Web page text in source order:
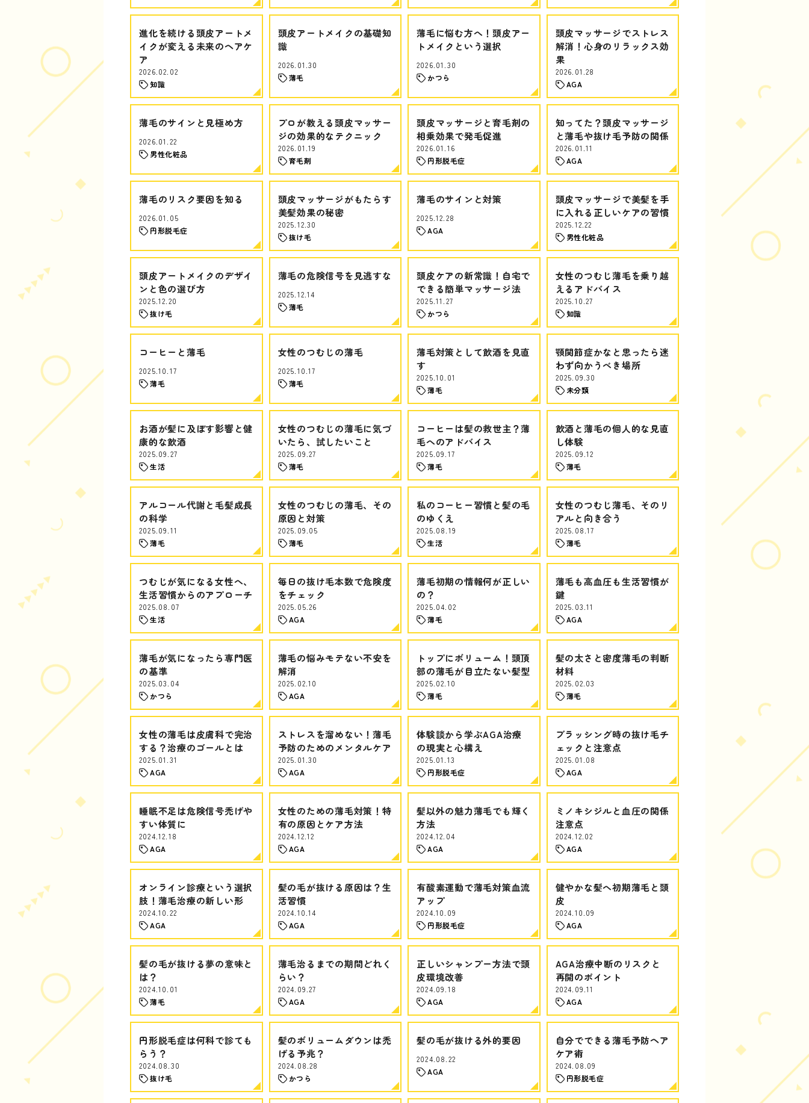
進化を続ける頭皮アートメ
イクが変える未来のヘアケ
ア
2026.02.02
知識
頭皮アートメイクの基礎知
識
2026.01.30
薄毛
薄毛に悩む方へ！頭皮アー
トメイクという選択
2026.01.30
かつら
頭皮マッサージでストレス
解消！心身のリラックス効
果
2026.01.28
AGA
薄毛のサインと見極め方
2026.01.22
男性化粧品
プロが教える頭皮マッサー
ジの効果的なテクニック
2026.01.19
育毛剤
頭皮マッサージと育毛剤の
相乗効果で発毛促進
2026.01.16
円形脱毛症
知ってた？頭皮マッサージ
と薄毛や抜け毛予防の関係
2026.01.11
AGA
薄毛のリスク要因を知る
2026.01.05
円形脱毛症
頭皮マッサージがもたらす
美髪効果の秘密
2025.12.30
抜け毛
薄毛のサインと対策
2025.12.28
AGA
頭皮マッサージで美髪を手
に入れる正しいケアの習慣
2025.12.22
男性化粧品
頭皮アートメイクのデザイ
ンと色の選び方
2025.12.20
抜け毛
薄毛の危険信号を見逃すな
2025.12.14
薄毛
頭皮ケアの新常識！自宅で
できる簡単マッサージ法
2025.11.27
かつら
女性のつむじ薄毛を乗り越
えるアドバイス
2025.10.27
知識
コーヒーと薄毛
2025.10.17
薄毛
女性のつむじの薄毛
2025.10.17
薄毛
薄毛対策として飲酒を見直
す
2025.10.01
薄毛
顎関節症かなと思ったら迷
わず向かうべき場所
2025.09.30
未分類
お酒が髪に及ぼす影響と健
康的な飲酒
2025.09.27
生活
女性のつむじの薄毛に気づ
いたら、試したいこと
2025.09.27
薄毛
コーヒーは髪の救世主？薄
毛へのアドバイス
2025.09.17
薄毛
飲酒と薄毛の個人的な見直
し体験
2025.09.12
薄毛
アルコール代謝と毛髪成長
の科学
2025.09.11
薄毛
女性のつむじの薄毛、その
原因と対策
2025.09.05
薄毛
私のコーヒー習慣と髪の毛
のゆくえ
2025.08.19
生活
女性のつむじ薄毛、そのリ
アルと向き合う
2025.08.17
薄毛
つむじが気になる女性へ、
生活習慣からのアプローチ
2025.08.07
生活
毎日の抜け毛本数で危険度
をチェック
2025.05.26
AGA
薄毛初期の情報何が正しい
の？
2025.04.02
薄毛
薄毛も高血圧も生活習慣が
鍵
2025.03.11
AGA
薄毛が気になったら専門医
の基準
2025.03.04
かつら
薄毛の悩みモテない不安を
解消
2025.02.10
AGA
トップにボリューム！頭頂
部の薄毛が目立たない髪型
2025.02.10
薄毛
髪の太さと密度薄毛の判断
材料
2025.02.03
薄毛
女性の薄毛は皮膚科で完治
する？治療のゴールとは
2025.01.31
AGA
ストレスを溜めない！薄毛
予防のためのメンタルケア
2025.01.30
AGA
体験談から学ぶAGA治療
の現実と心構え
2025.01.13
円形脱毛症
ブラッシング時の抜け毛チ
ェックと注意点
2025.01.08
AGA
睡眠不足は危険信号禿げや
すい体質に
2024.12.18
AGA
女性のための薄毛対策！特
有の原因とケア方法
2024.12.12
AGA
髪以外の魅力薄毛でも輝く
方法
2024.12.04
AGA
ミノキシジルと血圧の関係
注意点
2024.12.02
AGA
オンライン診療という選択
肢！薄毛治療の新しい形
2024.10.22
AGA
髪の毛が抜ける原因は？生
活習慣
2024.10.14
AGA
有酸素運動で薄毛対策血流
アップ
2024.10.09
円形脱毛症
健やかな髪へ初期薄毛と頭
皮
2024.10.09
AGA
髪の毛が抜ける夢の意味と
は？
2024.10.01
薄毛
薄毛治るまでの期間どれく
らい？
2024.09.27
AGA
正しいシャンプー方法で頭
皮環境改善
2024.09.18
AGA
AGA治療中断のリスクと
再開のポイント
2024.09.11
AGA
円形脱毛症は何科で診ても
らう？
2024.08.30
抜け毛
髪のボリュームダウンは禿
げる予兆？
2024.08.28
かつら
髪の毛が抜ける外的要因
2024.08.22
AGA
自分でできる薄毛予防ヘア
ケア術
2024.08.09
円形脱毛症